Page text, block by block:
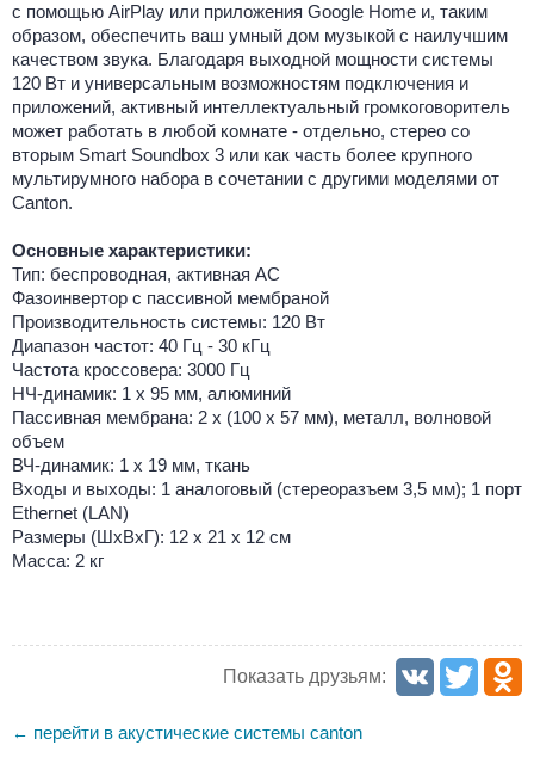
с помощью AirPlay или приложения Google Home и, таким
образом, обеспечить ваш умный дом музыкой с наилучшим
качеством звука. Благодаря выходной мощности системы
120 Вт и универсальным возможностям подключения и
приложений, активный интеллектуальный громкоговоритель
может работать в любой комнате - отдельно, стерео со
вторым Smart Soundbox 3 или как часть более крупного
мультирумного набора в сочетании с другими моделями от
Canton.
Основные характеристики:
Тип: беспроводная, активная АС
Фазоинвертор с пассивной мембраной
Производительность системы: 120 Вт
Диапазон частот: 40 Гц - 30 кГц
Частота кроссовера: 3000 Гц
НЧ-динамик: 1 x 95 мм, алюминий
Пассивная мембрана: 2 x (100 x 57 мм), металл, волновой
объем
ВЧ-динамик: 1 x 19 мм, ткань
Входы и выходы: 1 аналоговый (стереоразъем 3,5 мм); 1 порт
Ethernet (LAN)
Размеры (ШxВxГ): 12 x 21 x 12 см
Масса: 2 кг
Показать друзьям:
← перейти в акустические системы canton